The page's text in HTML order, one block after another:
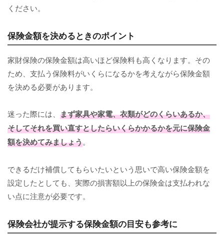
ください。
保険金額を決めるときのポイント
家財保険の保険金額は高いほど保険料も高くなります。その
ため、支払う保険料がいくらになるかを考えながら保険金額
を決める必要があります。
迷った際には、 まず家具や家電、衣類がどのくらいあるか、
そしてそれを買い直すとしたらいくらかかるかを元に保険金
額を決めてみましょう。
できるだけ補償してもらいたいという思いで高い保険金額を
設定したとしても、実際の損害額以上の保険金は支払われな
い点に注意が必要です。
保険会社が提示する保険金額の目安も参考に